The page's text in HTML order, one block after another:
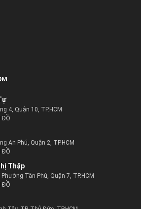
4, Quận 10, TP.HCM
ĐỒ
An Phú, Quận 2, TP.HCM
ĐỒ
Thập
Tân Phú, Quận 7, TP.HCM
ĐỒ